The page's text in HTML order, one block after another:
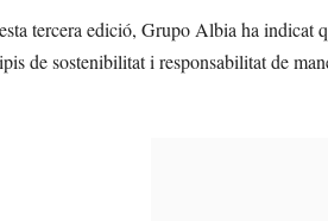
tercera edició, Grupo Albia ha indicat
de sostenibilitat i responsabilitat de